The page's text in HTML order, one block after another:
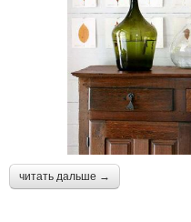
читать дальше →